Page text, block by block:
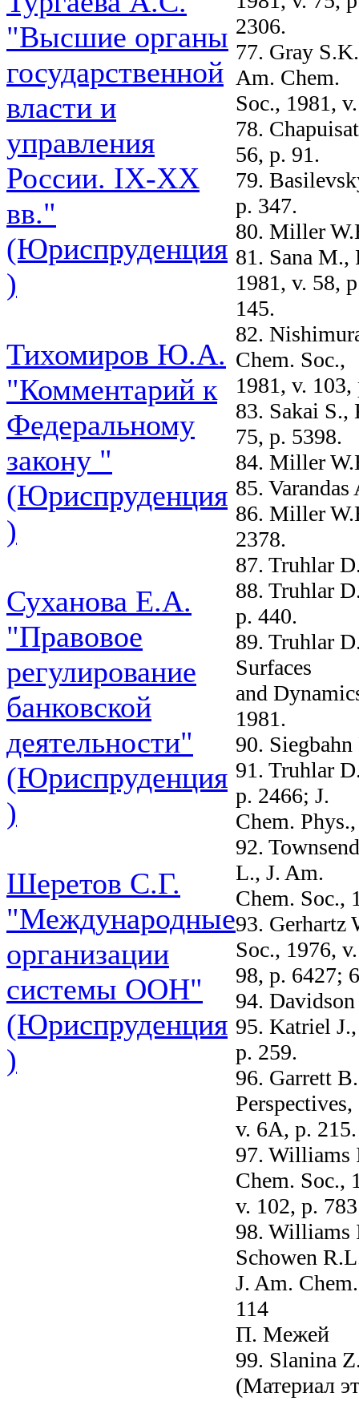
"Высшие органы
государственной
власти и
управления
России. IХ-ХХ
вв."
(Юриспруденция
)
Тихомиров Ю.А.
"Комментарий к
Федеральному
закону "
(Юриспруденция
)
Суханова Е.А.
"Правовое
регулирование
банковской
деятельности"
(Юриспруденция
)
Шеретов С.Г.
"Международные
организации
системы ООН"
(Юриспруденция
)
2306.
77. Gray
Am. Chem.
Soc., 1981,
78.
56, p. 91.
79.
p. 347.
80. Miller
81. Sana М.,
1981, v. 58,
145.
82.
Chem. Soc.,
1981, v. 103,
83. Sakai S.,
75, p. 5398.
84. Miller
85.
86. Miller
2378.
87. Truhlar
88. Truhlar
p. 440.
89. Truhlar
Surfaces
and
1981.
90.
91. Truhlar
p. 2466; J.
Chem.
92.
L., J. Am.
Chem. Soc.,
93. Gerhartz
Soc., 1976, v.
98, p. 6427;
94.
95. Katriel
p. 259.
96. Garrett
v. 6A, p. 215.
97. Williams
Chem. Soc.,
v. 102, p.
98. Williams
Schowen
J. Am.
114
П. Межей
99. Slanina
(Материал